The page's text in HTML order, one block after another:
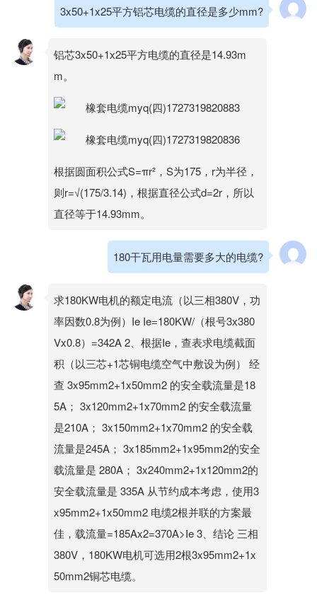
3x50+1x25平方铝芯电缆的直径是多少mm?
铝芯3x50+1x25平方电缆的直径是14.93m
m。
根据圆面积公式S=πr²，S为175，r为半径，
则r=√(175/3.14)，根据直径公式d=2r，所以
直径等于14.93mm。
180干瓦用电量需要多大的电缆?
求180KW电机的额定电流（以三相380V，功
率因数0.8为例）Ie Ie=180KW/（根号3x380
Vx0.8）=342A 2、根据Ie，查表求电缆截面
积（以三芯+1芯铜电缆空气中敷设为例） 经
查 3x95mm2+1x50mm2 的安全载流量是18
5A； 3x120mm2+1x70mm2 的安全载流量
是210A； 3x150mm2+1x70mm2 的安全载
流量是245A； 3x185mm2+1x95mm2的安全
载流量是 280A； 3x240mm2+1x120mm2的
安全载流量是 335A 从节约成本考虑，使用3
x95mm2+1x50mm2 电缆2根并联的方案最
佳，载流量=185Ax2=370A>Ie 3、结论 三相
380V，180KW电机可选用2根3x95mm2+1x
50mm2铜芯电缆。